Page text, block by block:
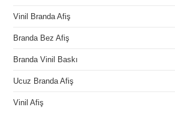
Vinil Branda Afiş
Branda Bez Afiş
Branda Vinil Baskı
Ucuz Branda Afiş
Vinil Afiş